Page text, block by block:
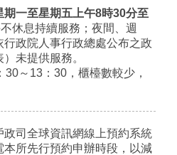
期一至星期五上午8時30分至
不休息持續服務；夜間、週
政院人事行政總處公布之政
未提供服務。
～13：30，櫃檯數較少，
司全球資訊網線上預約系統
本所先行預約申辦時段，以減